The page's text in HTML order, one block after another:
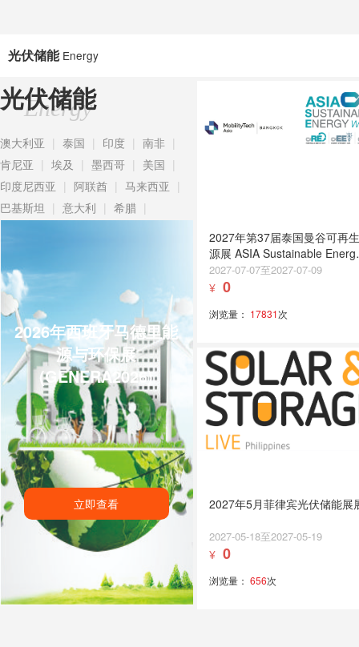
光伏储能 Energy
光伏储能
Energy
澳大利亚 | 泰国 | 印度 | 南非 |
肯尼亚 | 埃及 | 墨西哥 | 美国 |
印度尼西亚 | 阿联酋 | 马来西亚 |
巴基斯坦 | 意大利 | 希腊 |
2026年西班牙马德里能
源与环保展
(GENERA2026)
立即查看
2027年第37届泰国曼谷可再
源展 ASIA Sustainable
Week
2027-07-07至2027-07-09
¥ 0
浏览量： 17831次
2027年5月菲律宾光伏储能展
2027-05-18至2027-05-19
¥ 0
浏览量： 656次